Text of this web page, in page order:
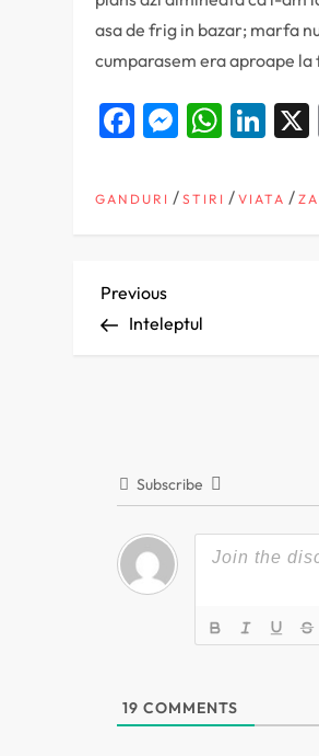
asa de frig in bazar; marfa
cumparasem era aproape
Facebook
GANDURI /STIRI /VIATA /
N
g
a
Previous
Post
Previous
Inteleptul
Subscribe
19 COMMENTS